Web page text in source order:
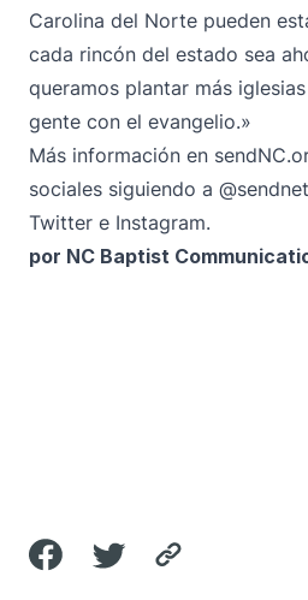
Carolina del Norte pueden
cada rincón del estado sea
queramos plantar más
gente con el evangelio.»
Más información en
sociales siguiendo a
Twitter e Instagram.
por NC Baptist